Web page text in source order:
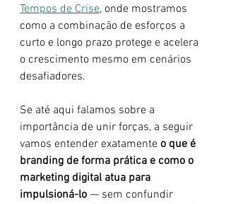
Tempos de Crise, onde mostramos
como a combinação de esforços a
curto e longo prazo protege e acelera
o crescimento mesmo em cenários
desafiadores.
Se até aqui falamos sobre a
importância de unir forças, a seguir
vamos entender exatamente o que é
branding de forma prática e como o
marketing digital atua para
impulsioná-lo — sem confundir